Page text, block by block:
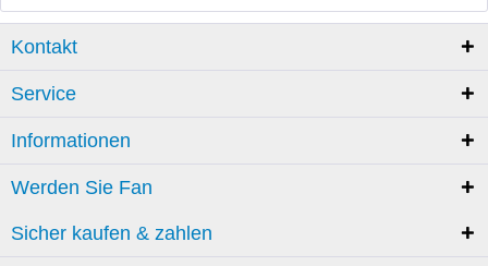
Kontakt
Service
Informationen
Werden Sie Fan
Sicher kaufen & zahlen